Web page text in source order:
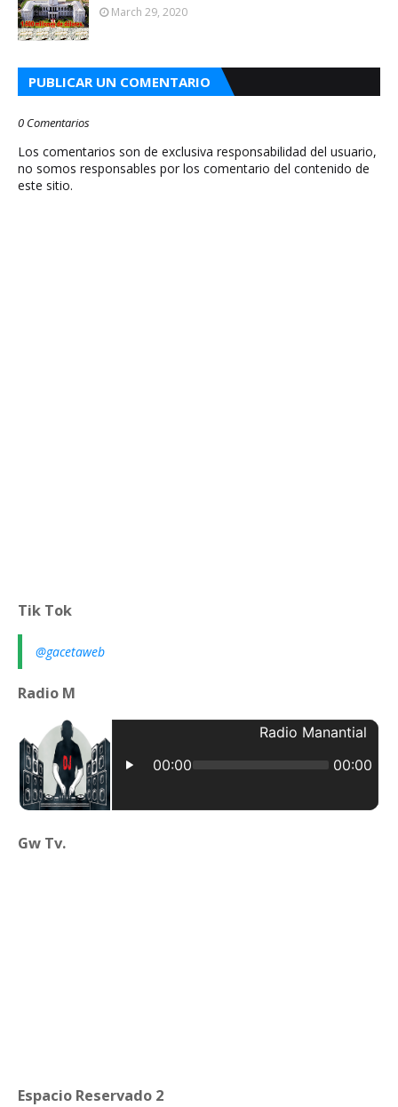
March 29, 2020
PUBLICAR UN COMENTARIO
0 Comentarios
Los comentarios son de exclusiva responsabilidad del usuario,
no somos responsables por los comentario del contenido de
este sitio.
Tik Tok
@gacetaweb
Radio M
Gw Tv.
Espacio Reservado 2